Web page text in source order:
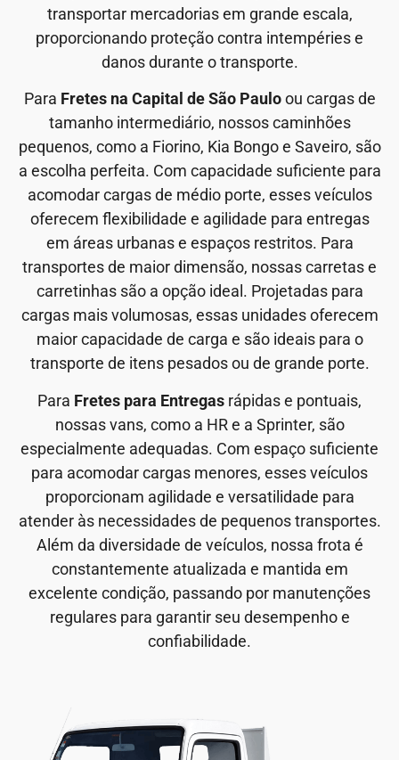
transportar mercadorias em grande escala,
proporcionando proteção contra intempéries e
danos durante o transporte.
Para Fretes na Capital de São Pauloou cargas de
tamanho intermediário, nossos caminhões
pequenos, como a Fiorino, Kia Bongo e Saveiro, são
a escolha perfeita. Com capacidade suficiente para
acomodar cargas de médio porte, esses veículos
oferecem flexibilidade e agilidade para entregas
em áreas urbanas e espaços restritos. Para
transportes de maior dimensão, nossas carretas e
carretinhas são a opção ideal. Projetadas para
cargas mais volumosas, essas unidades oferecem
maior capacidade de carga e são ideais para o
transporte de itens pesados ou de grande porte.
Para Fretes para Entregas rápidas e pontuais,
nossas vans, como a HR e a Sprinter, são
especialmente adequadas. Com espaço suficiente
para acomodar cargas menores, esses veículos
proporcionam agilidade e versatilidade para
atender às necessidades de pequenos transportes.
Além da diversidade de veículos, nossa frota é
constantemente atualizada e mantida em
excelente condição, passando por manutenções
regulares para garantir seu desempenho e
confiabilidade.